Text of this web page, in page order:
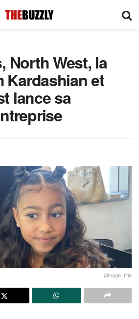
North West, la
Kardashian et
lance sa
#image_title